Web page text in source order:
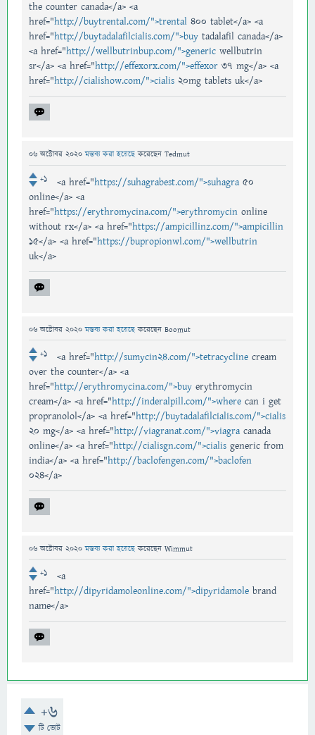
the counter canada</a> <a
href="http://buytrental.com/">trental 400 tablet</a> <a
href="http://buytadalafilcialis.com/">buy tadalafil canada</a>
<a href="http://wellbutrinbup.com/">generic wellbutrin
sr</a> <a href="http://effexorx.com/">effexor 37 mg</a> <a
href="http://cialishow.com/">cialis 20mg tablets uk</a>
06 অক্টোবর 2020 মন্তব্য করা হয়েছেকরেছেন Tedmut
+1 <a href="https://suhagrabest.com/">suhagra 50
online</a> <a
href="https://erythromycina.com/">erythromycin online
without rx</a> <a href="https://ampicillinz.com/">ampicillin
15</a> <a href="https://bupropionwl.com/">wellbutrin
uk</a>
06 অক্টোবর 2020 মন্তব্য করা হয়েছেকরেছেন Boomut
+1 <a href="http://sumycin24.com/">tetracycline cream
over the counter</a> <a
href="http://erythromycina.com/">buy erythromycin
cream</a> <a href="http://inderalpill.com/">where can i get
propranolol</a> <a href="http://buytadalafilcialis.com/">cialis
20 mg</a> <a href="http://viagranat.com/">viagra canada
online</a> <a href="http://cialisgn.com/">cialis generic from
india</a> <a href="http://baclofengen.com/">baclofen
024</a>
06 অক্টোবর 2020 মন্তব্য করা হয়েছেকরেছেন Wimmut
+1
<a
href="http://dipyridamoleonline.com/">dipyridamole brand
name</a>
+6
টি ভোট